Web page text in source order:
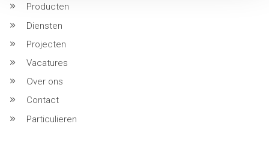
Producten
Diensten
Projecten
Vacatures
Over ons
Contact
Particulieren